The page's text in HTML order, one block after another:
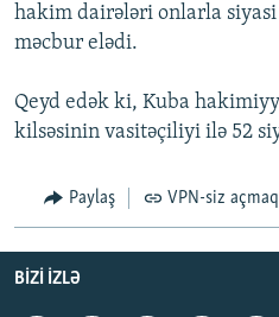
XƏBƏR BÜLLETENLƏRIMIZ
hakim dairələri onlarla siyasi
məcbur elədi.
Qeyd edək ki, Kuba
kilsəsinin vasitəçiliyi ilə 52
Paylaş VPN-siz açmaq
BIZI IZLƏ